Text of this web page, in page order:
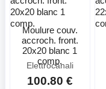
Moulure couv.
accroch. front.
20x20 blanc 1
comp.
Elettrocanali
100.80 €